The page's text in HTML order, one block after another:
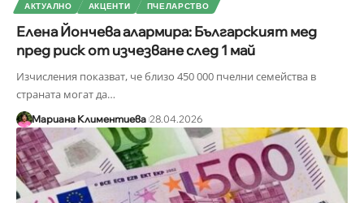
АКТУАЛНО АКЦЕНТИ ПЧЕЛАРСТВО
Елена Йончева алармира: Българският мед
пред риск от изчезване след 1 май
Изчисления показват, че близо 450 000 пчелни семейства в
страната могат да…
Мариана Климентиева 28.04.2026